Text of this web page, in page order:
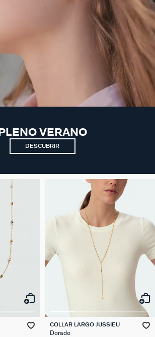
PLENO VERANO
DESCUBRIR
COLLAR LARGO JUSSIEU
Dorado